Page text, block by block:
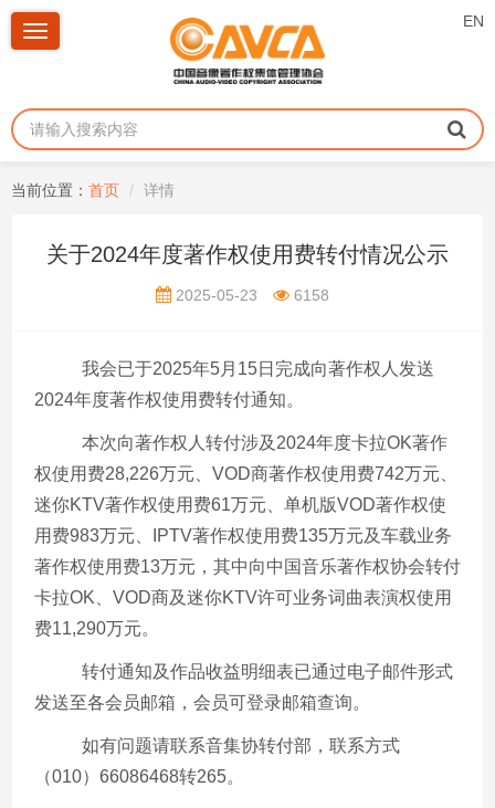
EN
Toggle
当前位置： 首页 详情
关于2024年度著作权使用费转付情况公示
2025-05-23 6158
我会已于2025年5月15日完成向著作权人发送
2024年度著作权使用费转付通知。
本次向著作权人转付涉及 2024年度卡拉OK著作
权使用费28,226万元、VOD商著作权使用费742万元、
迷你KTV著作权使用费61万元、单机版VOD著作权使
用费983万元、IPTV著作权使用费135万元及车载业务
著作权使用费13万元，其中向中国音乐著作权协会转付
卡拉OK、VOD商及迷你KTV许可业务词曲表演权使用
费11,290万元。
转付通知及作品收益明细表已通过电子邮件形式
发送至各会员邮箱，会员可登录邮箱查询。
如有问题请联系音集协转付部，联系方式
（010）66086468转265。